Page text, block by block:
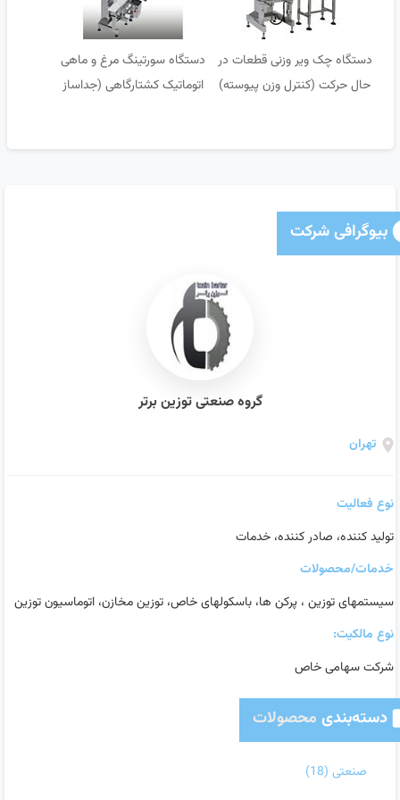
دستگاه چک ویر وزنی قطعات در
حال حرکت (کنترل وزن پیوسته)
دستگاه سورتینگ مرغ و ماهی
اتوماتیک کشتارگاهی (جداساز
بیوگرافی شرکت
گروه صنعتی توزین برتر
تهران
نوع فعالیت
تولید کننده، صادر کننده، خدمات
خدمات/محصولات
سیستمهای توزین ، پرکن ها، باسکولهای خاص، توزین مخازن، اتوماسیون توزین
نوع مالکیت:
شرکت سهامی خاص
دسته‌بندی محصولات
صنعتی (18)